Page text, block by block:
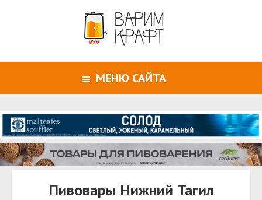
МЕНЮ САЙТА
Пивовары Нижний Тагил